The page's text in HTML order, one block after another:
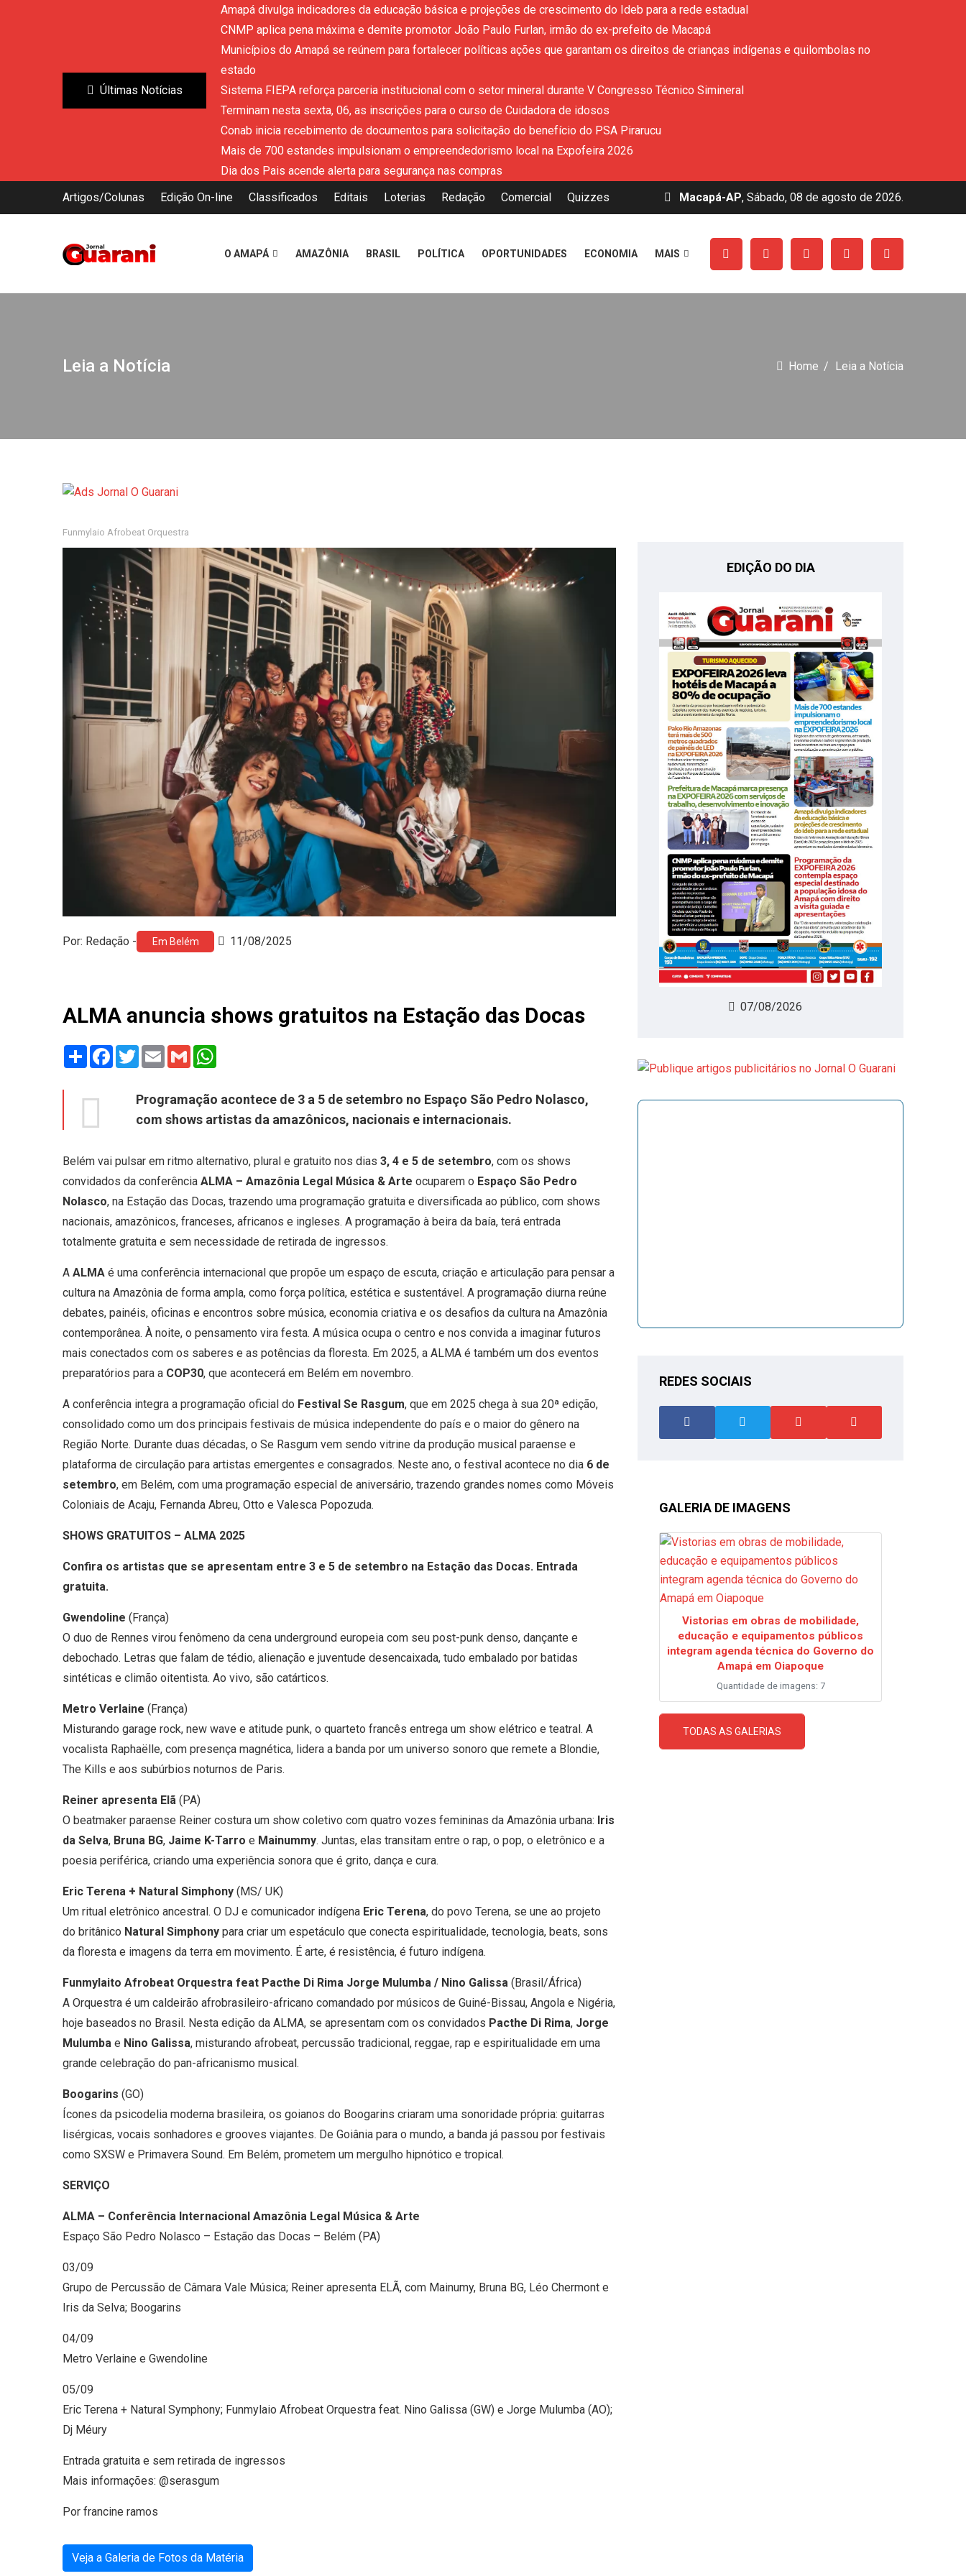
Últimas Notícias
Amapá divulga indicadores da educação básica e projeções de crescimento do Ideb para a rede estadual
CNMP aplica pena máxima e demite promotor João Paulo Furlan, irmão do ex-prefeito de Macapá
Municípios do Amapá se reúnem para fortalecer políticas ações que garantam os direitos de crianças indígenas e quilombolas no
estado
Sistema FIEPA reforça parceria institucional com o setor mineral durante V Congresso Técnico Simineral
Terminam nesta sexta, 06, as inscrições para o curso de Cuidadora de idosos
Conab inicia recebimento de documentos para solicitação do benefício do PSA Pirarucu
Mais de 700 estandes impulsionam o empreendedorismo local na Expofeira 2026
Dia dos Pais acende alerta para segurança nas compras
Artigos/Colunas
Edição On-line Classificados Editais Loterias Redação Comercial Quizzes Macapá-AP, Sábado, 08 de agosto de 2026.
O AMAPÁ AMAZÔNIA BRASIL POLÍTICA OPORTUNIDADES ECONOMIA MAIS
Leia a Notícia Home Leia a Notícia
Funmylaio Afrobeat Orquestra
Por: Redação - Em Belém 11/08/2025
ALMA anuncia shows gratuitos na Estação das Docas
Share Facebook
TwitterEmail Gmail
Programação acontece de 3 a 5 de setembro no Espaço São Pedro Nolasco,
com shows artistas da amazônicos, nacionais e internacionais.
Belém vai pulsar em ritmo alternativo, plural e gratuito nos dias 3, 4 e 5 de setembro, com os shows
convidados da conferência ALMA – Amazônia Legal Música & Arte ocuparem o Espaço São Pedro
Nolasco, na Estação das Docas, trazendo uma programação gratuita e diversificada ao público, com shows
nacionais, amazônicos, franceses, africanos e ingleses. A programação à beira da baía, terá entrada
totalmente gratuita e sem necessidade de retirada de ingressos.
A ALMA é uma conferência internacional que propõe um espaço de escuta, criação e articulação para pensar a
cultura na Amazônia de forma ampla, como força política, estética e sustentável. A programação diurna reúne
debates, painéis, oficinas e encontros sobre música, economia criativa e os desafios da cultura na Amazônia
contemporânea. À noite, o pensamento vira festa. A música ocupa o centro e nos convida a imaginar futuros
mais conectados com os saberes e as potências da floresta. Em 2025, a ALMA é também um dos eventos
preparatórios para a COP30, que acontecerá em Belém em novembro.
A conferência integra a programação oficial do Festival Se Rasgum, que em 2025 chega à sua 20ª edição,
consolidado como um dos principais festivais de música independente do país e o maior do gênero na
Região Norte. Durante duas décadas, o Se Rasgum vem sendo vitrine da produção musical paraense e
plataforma de circulação para artistas emergentes e consagrados. Neste ano, o festival acontece no dia 6 de
setembro, em Belém, com uma programação especial de aniversário, trazendo grandes nomes como Móveis
Coloniais de Acaju, Fernanda Abreu, Otto e Valesca Popozuda.
SHOWS GRATUITOS – ALMA 2025
Confira os artistas que se apresentam entre 3 e 5 de setembro na Estação das Docas. Entrada
gratuita.
Gwendoline (França)
O duo de Rennes virou fenômeno da cena underground europeia com seu post-punk denso, dançante e
debochado. Letras que falam de tédio, alienação e juventude desencaixada, tudo embalado por batidas
sintéticas e climão oitentista. Ao vivo, são catárticos.
Metro Verlaine (França)
Misturando garage rock, new wave e atitude punk, o quarteto francês entrega um show elétrico e teatral. A
vocalista Raphaëlle, com presença magnética, lidera a banda por um universo sonoro que remete a Blondie,
The Kills e aos subúrbios noturnos de Paris.
Reiner apresenta Elã (PA)
O beatmaker paraense Reiner costura um show coletivo com quatro vozes femininas da Amazônia urbana: Iris
da Selva, Bruna BG, Jaime K-Tarro e Mainummy. Juntas, elas transitam entre o rap, o pop, o eletrônico e a
poesia periférica, criando uma experiência sonora que é grito, dança e cura.
Eric Terena + Natural Simphony (MS/ UK)
Um ritual eletrônico ancestral. O DJ e comunicador indígena Eric Terena, do povo Terena, se une ao projeto
do britânico Natural Simphony para criar um espetáculo que conecta espiritualidade, tecnologia, beats, sons
da floresta e imagens da terra em movimento. É arte, é resistência, é futuro indígena.
Funmylaito Afrobeat Orquestra feat Pacthe Di Rima Jorge Mulumba / Nino Galissa (Brasil/África)
A Orquestra é um caldeirão afrobrasileiro-africano comandado por músicos de Guiné-Bissau, Angola e Nigéria,
hoje baseados no Brasil. Nesta edição da ALMA, se apresentam com os convidados Pacthe Di Rima, Jorge
Mulumba e Nino Galissa, misturando afrobeat, percussão tradicional, reggae, rap e espiritualidade em uma
grande celebração do pan-africanismo musical.
Boogarins (GO)
Ícones da psicodelia moderna brasileira, os goianos do Boogarins criaram uma sonoridade própria: guitarras
lisérgicas, vocais sonhadores e grooves viajantes. De Goiânia para o mundo, a banda já passou por festivais
como SXSW e Primavera Sound. Em Belém, prometem um mergulho hipnótico e tropical.
SERVIÇO
ALMA – Conferência Internacional Amazônia Legal Música & Arte
Espaço São Pedro Nolasco – Estação das Docas – Belém (PA)
03/09
Grupo de Percussão de Câmara Vale Música; Reiner apresenta ELÃ, com Mainumy, Bruna BG, Léo Chermont e
Iris da Selva; Boogarins
04/09
Metro Verlaine e Gwendoline
05/09
Eric Terena + Natural Symphony; Funmylaio Afrobeat Orquestra feat. Nino Galissa (GW) e Jorge Mulumba (AO);
Dj Méury
Entrada gratuita e sem retirada de ingressos
Mais informações: @serasgum
Por francine ramos
Veja a Galeria de Fotos da Matéria
EDIÇÃO DO DIA
07/08/2026
REDES SOCIAIS
GALERIA DE IMAGENS
Vistorias em obras de mobilidade,
educação e equipamentos públicos
integram agenda técnica do Governo do
Amapá em Oiapoque
Quantidade de imagens: 7
TODAS AS GALERIAS